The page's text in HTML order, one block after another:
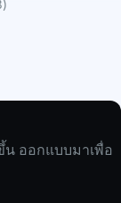
ออกแบบมาเพื่อ